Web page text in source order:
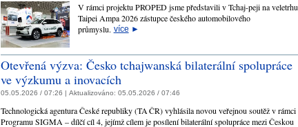
V rámci projektu PROPED jsme představili v Tchaj-peji na veletrhu
Taipei Ampa 2026 zástupce českého automobilového
průmyslu. více ►
Otevřená výzva: Česko tchajwanská bilaterální spolupráce
ve výzkumu a inovacích
05.05.2026 / 07:26 | Aktualizováno: 05.05.2026 / 07:46
Technologická agentura České republiky (TA ČR) vyhlásila novou veřejnou soutěž v rámci
Programu SIGMA – dílčí cíl 4, jejímž cílem je posílení bilaterální spolupráce mezi Českou